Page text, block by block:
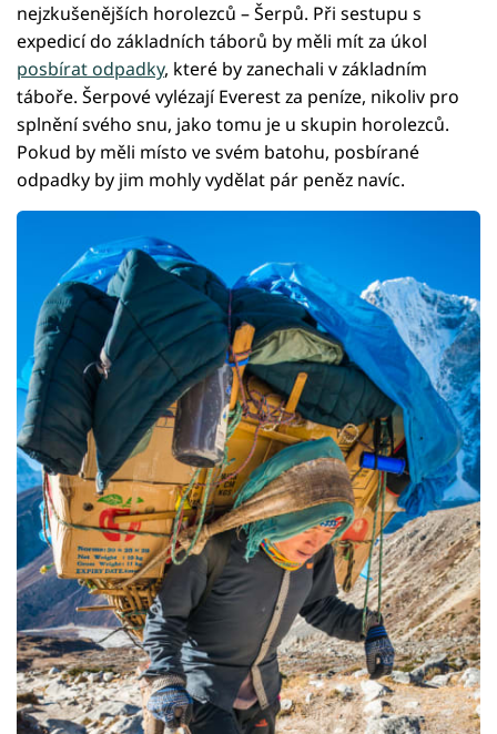
nejzkušenějších horolezců – Šerpů. Při sestupu s
expedicí do základních táborů by měli mít za úkol
posbírat odpadky, které by zanechali v základním
táboře. Šerpové vylézají Everest za peníze, nikoliv pro
splnění svého snu, jako tomu je u skupin horolezců.
Pokud by měli místo ve svém batohu, posbírané
odpadky by jim mohly vydělat pár peněz navíc.